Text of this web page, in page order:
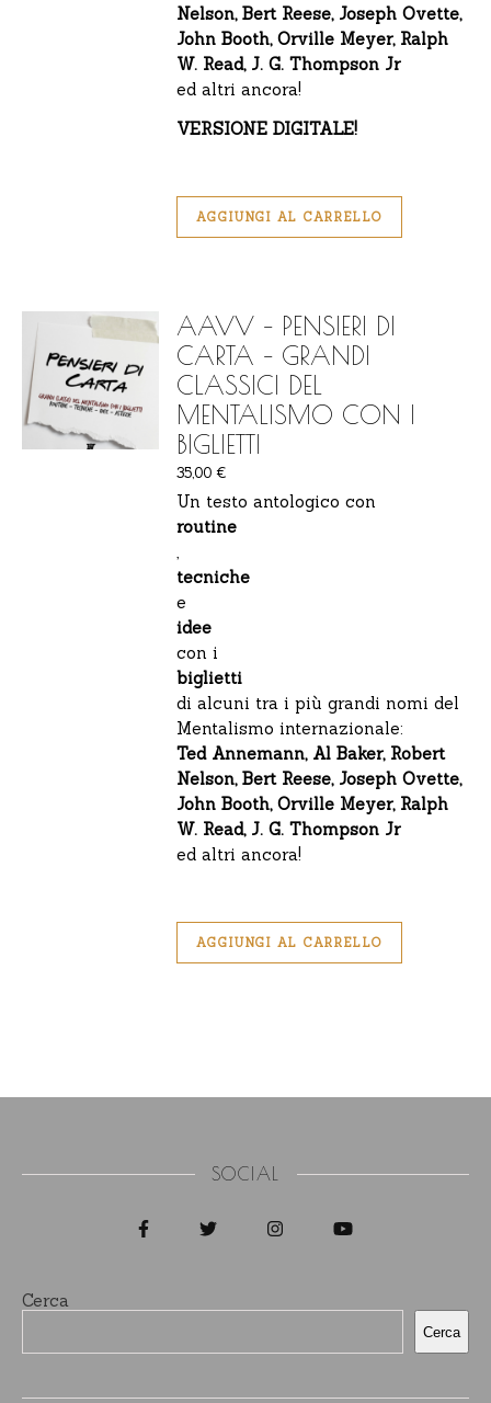
Nelson, Bert Reese, Joseph Ovette,
John Booth, Orville Meyer, Ralph
W. Read, J. G. Thompson Jr
ed altri ancora!
VERSIONE DIGITALE!
AGGIUNGI AL CARRELLO
AAVV – PENSIERI DI
CARTA – GRANDI
CLASSICI DEL
MENTALISMO CON I
BIGLIETTI
35,00€
Un testo antologico con
routine
,
tecniche
e
idee
con i
biglietti
di alcuni tra i più grandi nomi del
Mentalismo internazionale:
Ted Annemann, Al Baker, Robert
Nelson, Bert Reese, Joseph Ovette,
John Booth, Orville Meyer, Ralph
W. Read, J. G. Thompson Jr
ed altri ancora!
AGGIUNGI AL CARRELLO
SOCIAL
Cerca
Cerca